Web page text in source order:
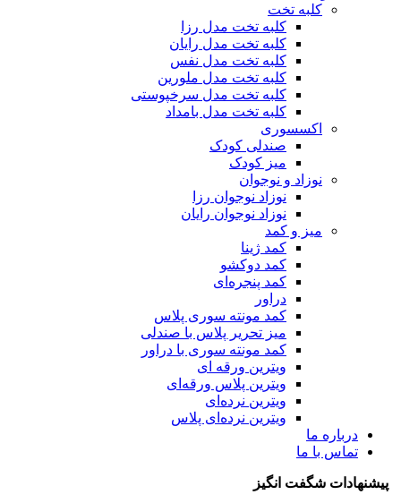
کلبه تخت
کلبه تخت مدل رزا
کلبه تخت مدل رایان
کلبه تخت مدل نفس
کلبه تخت مدل ملورین
کلبه تخت مدل سرخپوستی
کلبه تخت مدل بامداد
اکسسوری
صندلی کودک
میز کودک
نوزاد و نوجوان
نوزاد نوجوان رزا
نوزاد نوجوان رایان
میز و کمد
کمد ژینا
کمد دوکشو
کمد پنجره‌ای
دراور
کمد مونته سوری پلاس
میز تحریر پلاس با صندلی
کمد مونته سوری با دراور
ویترین ورقه ای
ویترین پلاس ورقه‌ای
ویترین نرده‌ای
ویترین نرده‌ای پلاس
درباره ما
تماس با ما
پیشنهادات شگفت انگیز